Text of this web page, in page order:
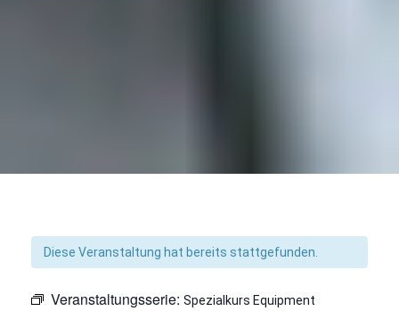
Diese Veranstaltung hat bereits stattgefunden.
Veranstaltungsserie: Spezialkurs Equipment